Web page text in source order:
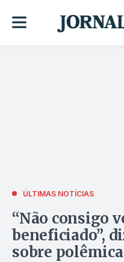
ÚLTIMAS NOTÍCIAS
“Não consigo
beneficiado”,
sobre